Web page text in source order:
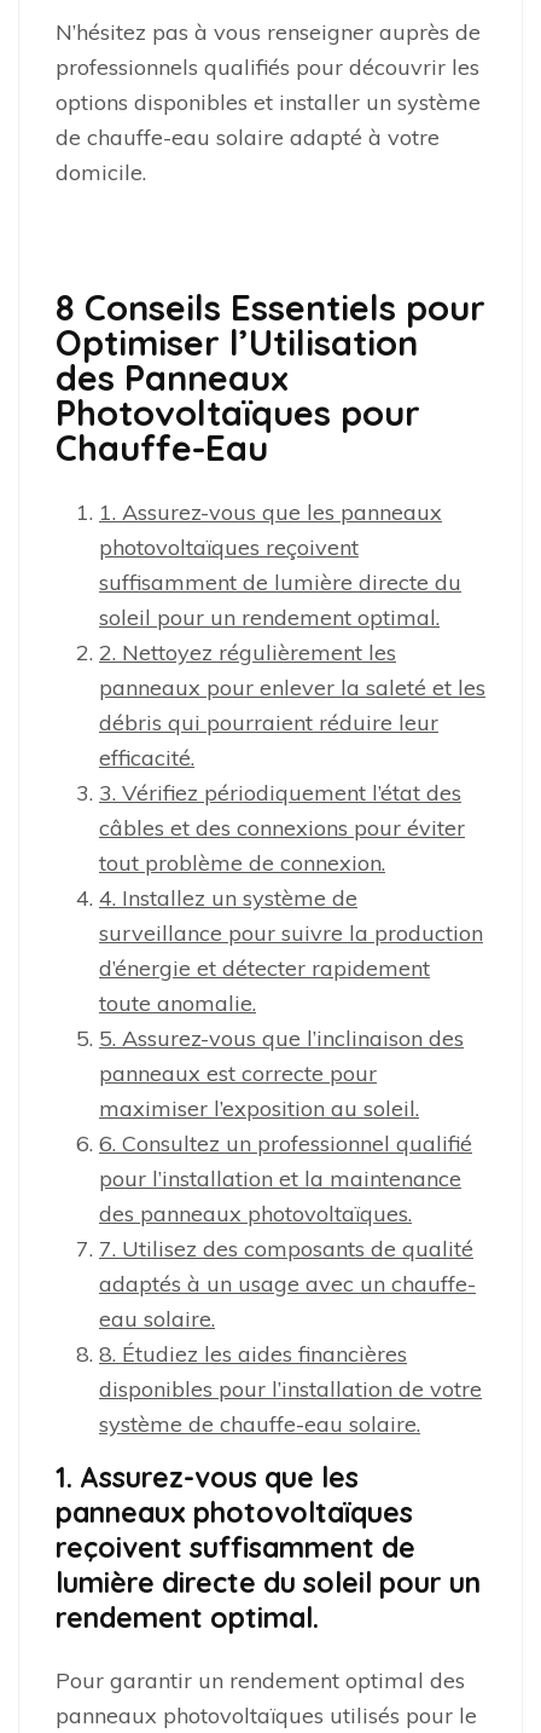
N’hésitez pas à vous renseigner auprès de
professionnels qualifiés pour découvrir les
options disponibles et installer un système
de chauffe-eau solaire adapté à votre
domicile.
8 Conseils Essentiels pour
Optimiser l’Utilisation
des Panneaux
Photovoltaïques pour
Chauffe-Eau
1. Assurez-vous que les panneaux
photovoltaïques reçoivent
suffisamment de lumière directe du
soleil pour un rendement optimal.
2. Nettoyez régulièrement les
panneaux pour enlever la saleté et les
débris qui pourraient réduire leur
efficacité.
3. Vérifiez périodiquement l’état des
câbles et des connexions pour éviter
tout problème de connexion.
4. Installez un système de
surveillance pour suivre la production
d’énergie et détecter rapidement
toute anomalie.
5. Assurez-vous que l’inclinaison des
panneaux est correcte pour
maximiser l’exposition au soleil.
6. Consultez un professionnel qualifié
pour l’installation et la maintenance
des panneaux photovoltaïques.
7. Utilisez des composants de qualité
adaptés à un usage avec un chauffe-
eau solaire.
8. Étudiez les aides financières
disponibles pour l’installation de votre
système de chauffe-eau solaire.
1. Assurez-vous que les
panneaux photovoltaïques
reçoivent suffisamment de
lumière directe du soleil pour un
rendement optimal.
Pour garantir un rendement optimal des
panneaux photovoltaïques utilisés pour le